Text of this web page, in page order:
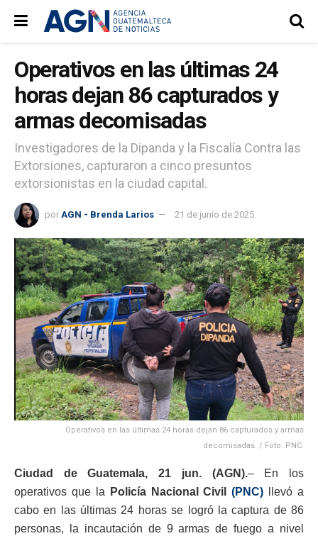
Operativos en las últimas 24
horas dejan 86 capturados y
armas decomisadas
Investigadores de la Dipanda y la Fiscalía Contra las
Extorsiones, capturaron a cinco presuntos
extorsionistas en la ciudad capital.
por AGN - Brenda Larios 21 de junio de 2025
Operativos en las últimas 24 horas dejan 86 capturados y armas
decomisadas. / Foto: PNC.
Ciudad de Guatemala, 21 jun. (AGN).– En los
operativos que la
Policía Nacional Civil(PNC) llevó a
cabo en las últimas 24 horas se logró la captura de 86
personas, la incautación de 9 armas de fuego a nivel